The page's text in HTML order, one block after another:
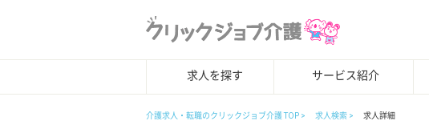
求人を探す サービス紹介
介護求人・転職のクリックジョブ介護 TOP 求人検索 求人詳細